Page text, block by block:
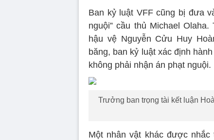
Ban kỷ luật VFF cũng bị đưa
nguội” cầu thủ Michael
hậu vệ Nguyễn Cửu Huy
băng, ban kỷ luật xác định
không phải nhận án phạt nguội.
Trưởng ban trọng tài kết luận
Một nhân vật khác được